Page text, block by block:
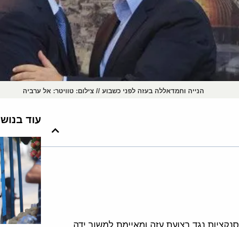
הנייה וחמדאללה בעזה לפני כשבוע // צילום: טוויטר: אל ערביה
עוד